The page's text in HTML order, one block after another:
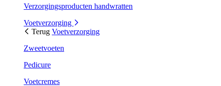
Verzorgingsproducten handwratten
Voetverzorging
Terug Voetverzorging
Zweetvoeten
Pedicure
Voetcremes